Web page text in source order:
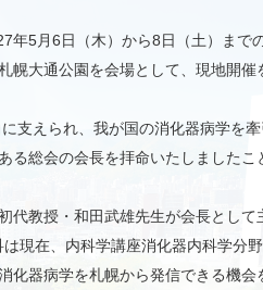
5月6日（木）から8日（土）まで
幌大通公園を会場として、現地開催
支えられ、我が国の消化器病学を
る総会の会長を拝命いたしましたこ
代教授・和田武雄先生が会長として
現在、内科学講座消化器内科学分
化器病学を札幌から発信できる機会